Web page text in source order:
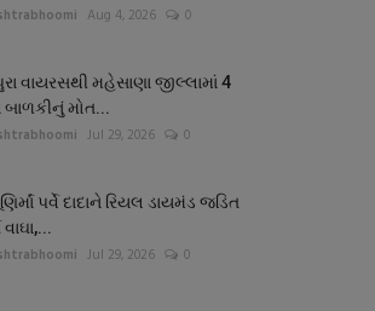
Aug 4, 2026 0
વાયરસથી મહેસાણા જીલ્લામાં 4
બાળકીનું મોત...
Jul 29, 2026 0
પર્વે દાદાને રિયલ ડાયમંડ જડિત
Jul 29, 2026 0